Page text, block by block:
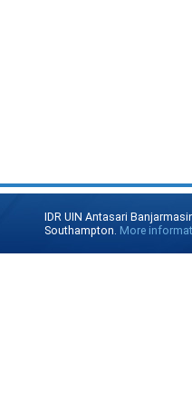
IDR UIN Antasari
Southampton. More